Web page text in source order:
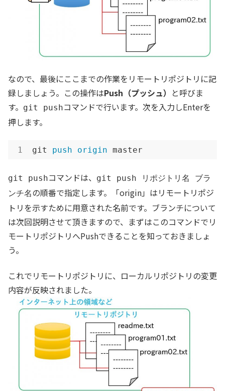
なので、最後にここまでの作業をリモートリポジトリに記
録しましょう。この操作はPush（プッシュ） と呼びま
す。 git pushコマンドで行います。次を入力しEnterを
押します。
git push origin master
git pushコマンドは、 git push リポジトリ名 ブラ
ンチ名の順番で指定します。「origin」はリモートリポジ
トリを示すために用意された名前です。ブランチについて
は次回説明させて頂きますので、まずはこのコマンドでリ
モートリポジトリへPushできることを知っておきましょ
う。
これでリモートリポジトリに、ローカルリポジトリの変更
内容が反映されました。